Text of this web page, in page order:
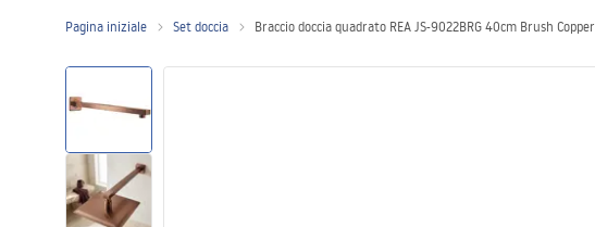
Porte doccia
Piatti doccia da bagno
Pagina iniziale Set doccia Braccio doccia quadrato REA JS-9022BRG 40cm Brush Copper